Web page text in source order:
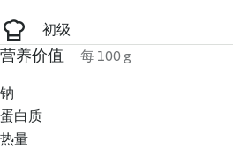
初级
营养价值 每 100 g
钠
蛋白质
热量